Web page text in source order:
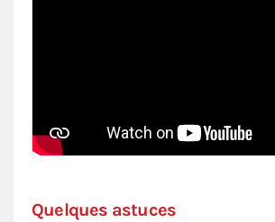
Quelques astuces